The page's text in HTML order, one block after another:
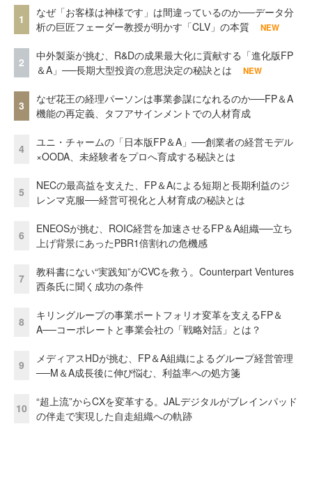
1
なぜ「お客様は神様です」は間違っているのか──データ分
析の巨匠フェーダー教授が明かす「CLV」の本質
NEW
2
中外製薬が挑む、R&Dの成果最大化に貢献する「進化版FP
＆A」──長期大型投資の意思決定の秘訣とは
NEW
3
なぜ花王の経理パーソンは事業参謀になれるのか──FP＆A
機能の再定義、タフアサインメントでの人材育成
4
ユニ・チャームの「日本版FP＆A」──創業者の経営モデル
×OODA、未経験者をプロへ育成する秘訣とは
5
NECの最高益を支えた、FP＆Aによる短期と長期利益のジ
レンマ克服──経営可視化と人材育成の秘訣とは
6
ENEOSが挑む、ROIC経営を加速させるFP＆A組織──立ち
上げ背景にあったPBR1倍割れの危機感
7
教科書にない“実践知”がCVCを救う。Counterpart Ventures
西条氏に聞く成功の条件
8
キリングループの事業ポートフォリオ変革を支えるFP＆
A──コーポレートと事業会社の「戦略対話」とは？
9
メディアスHDが挑む、FP＆A組織によるグループ経営管理
──M＆A成長後に伸び悩む、利益率への処方箋
10
“超上流”からCXを変革する。JALデジタルがブレインパッド
の伴走で実現した自走組織への軌跡